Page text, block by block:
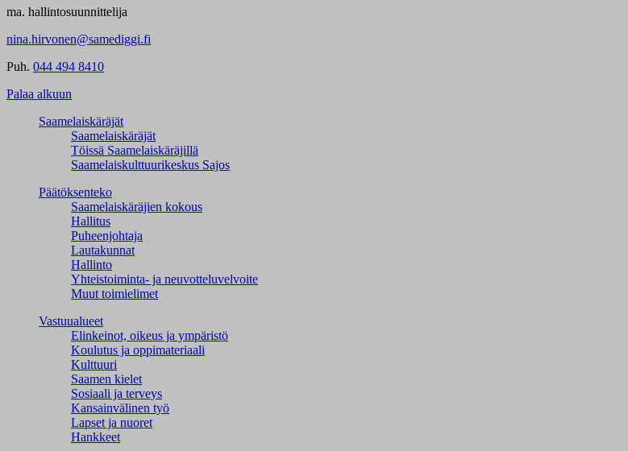
ma. hallintosuunnittelija
nina.hirvonen@samediggi.fi
Puh. 044 494 8410
Palaa alkuun
Saamelaiskäräjät
Saamelaiskäräjät
Töissä Saamelaiskäräjillä
Saamelaiskulttuuri­keskus Sajos
Päätöksenteko
Saamelaiskäräjien kokous
Hallitus
Puheenjohtaja
Lautakunnat
Hallinto
Yhteistoiminta- ja neuvotteluvelvoite
Muut toimielimet
Vastuualueet
Elinkeinot, oikeus ja ympäristö
Koulutus ja oppimateriaali
Kulttuuri
Saamen kielet
Sosiaali ja terveys
Kansainvälinen työ
Lapset ja nuoret
Hankkeet